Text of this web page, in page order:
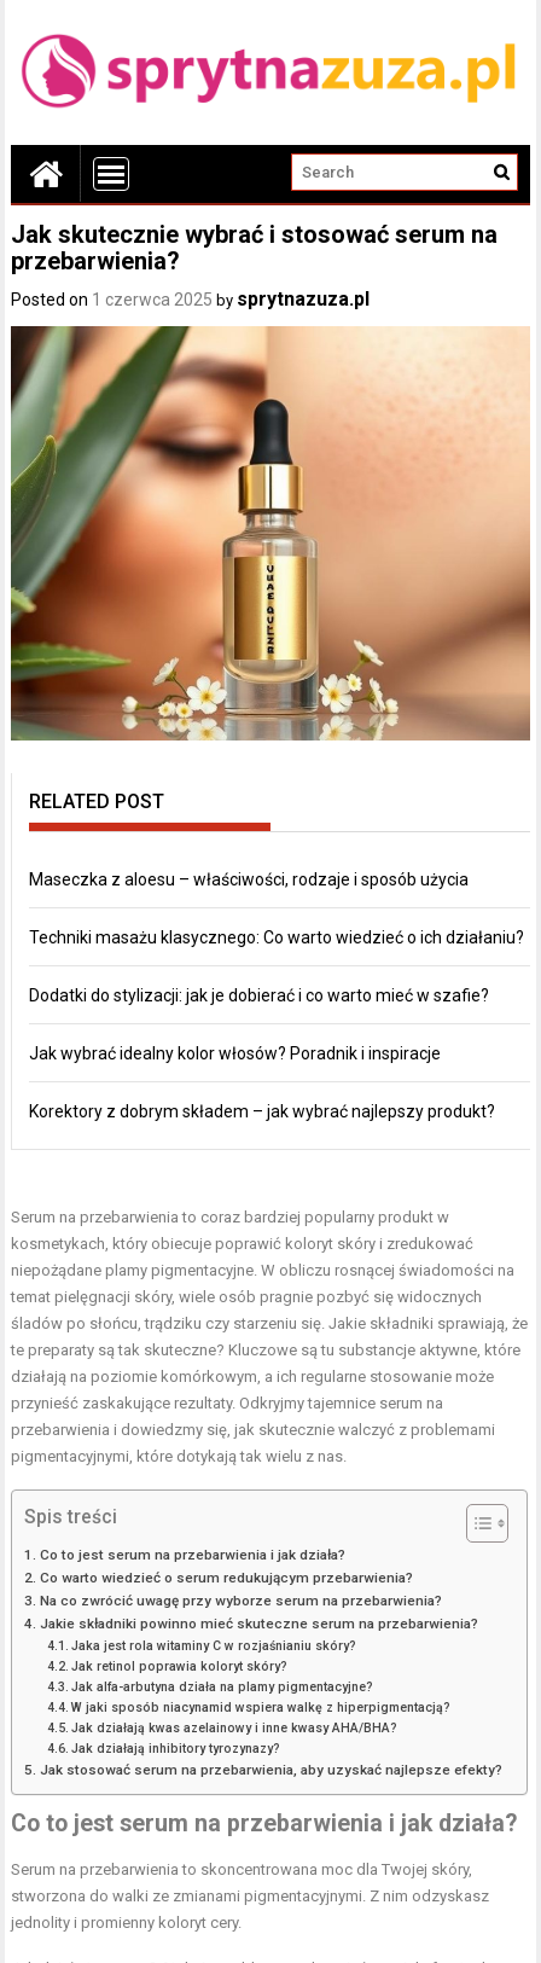
Jak skutecznie wybrać i stosować serum na
przebarwienia?
Posted on 1 czerwca 2025 by sprytnazuza.pl
RELATED POST
Maseczka z aloesu – właściwości, rodzaje i sposób użycia
Techniki masażu klasycznego: Co warto wiedzieć o ich działaniu?
Dodatki do stylizacji: jak je dobierać i co warto mieć w szafie?
Jak wybrać idealny kolor włosów? Poradnik i inspiracje
Korektory z dobrym składem – jak wybrać najlepszy produkt?
Serum na przebarwienia to coraz bardziej popularny produkt w
kosmetykach, który obiecuje poprawić koloryt skóry i zredukować
niepożądane plamy pigmentacyjne. W obliczu rosnącej świadomości na
temat pielęgnacji skóry, wiele osób pragnie pozbyć się widocznych
śladów po słońcu, trądziku czy starzeniu się. Jakie składniki sprawiają, że
te preparaty są tak skuteczne? Kluczowe są tu substancje aktywne, które
działają na poziomie komórkowym, a ich regularne stosowanie może
przynieść zaskakujące rezultaty. Odkryjmy tajemnice serum na
przebarwienia i dowiedzmy się, jak skutecznie walczyć z problemami
pigmentacyjnymi, które dotykają tak wielu z nas.
Spis treści
Co to jest serum na przebarwienia i jak działa?
Co warto wiedzieć o serum redukującym przebarwienia?
Na co zwrócić uwagę przy wyborze serum na przebarwienia?
Jakie składniki powinno mieć skuteczne serum na przebarwienia?
Jaka jest rola witaminy C w rozjaśnianiu skóry?
Jak retinol poprawia koloryt skóry?
Jak alfa-arbutyna działa na plamy pigmentacyjne?
W jaki sposób niacynamid wspiera walkę z hiperpigmentacją?
Jak działają kwas azelainowy i inne kwasy AHA/BHA?
Jak działają inhibitory tyrozynazy?
Jak stosować serum na przebarwienia, aby uzyskać najlepsze efekty?
Co to jest serum na przebarwienia i jak działa?
Serum na przebarwienia to skoncentrowana moc dla Twojej skóry,
stworzona do walki ze zmianami pigmentacyjnymi. Z nim odzyskasz
jednolity i promienny koloryt cery.